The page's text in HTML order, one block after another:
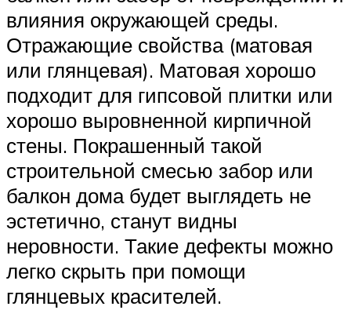
влияния окружающей среды.
Отражающие свойства (матовая
или глянцевая). Матовая хорошо
подходит для гипсовой плитки или
хорошо выровненной кирпичной
стены. Покрашенный такой
строительной смесью забор или
балкон дома будет выглядеть не
эстетично, станут видны
неровности. Такие дефекты можно
легко скрыть при помощи
глянцевых красителей.